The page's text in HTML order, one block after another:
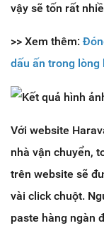
vậy sẽ tốn rất
>> Xem thêm:
dấu ấn trong lòng
Với website
nhà vận chuyển,
trên website sẽ
vài click chuột.
paste hàng ngàn